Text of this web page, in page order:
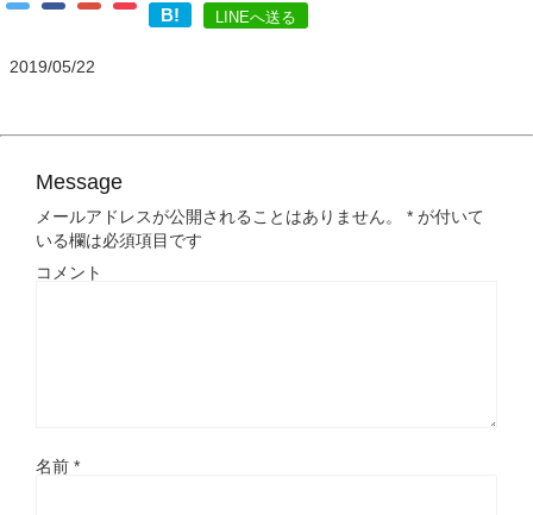
B! LINEへ送る
2019/05/22
Message
メールアドレスが公開されることはありません。 * が付いて
いる欄は必須項目です
コメント
名前 *